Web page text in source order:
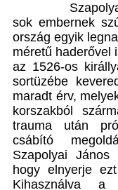
Szapolyai
sok embernek
ország egyik
méretű haderővel
az 1526-os
sortüzébe
maradt érv,
korszakból
trauma után
csábító
Szapolyai
hogy elnyerje
Kihasználva